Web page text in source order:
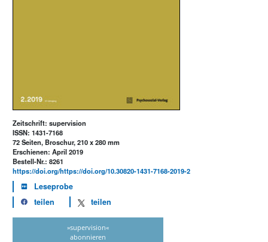
Zeitschrift: supervision
ISSN: 1431-7168
72 Seiten, Broschur, 210 x 280 mm
Erschienen: April 2019
Bestell-Nr.: 8261
https://doi.org/https://doi.org/10.30820-1431-7168-2019-2
Leseprobe
teilen
teilen
»supervision«
abonnieren